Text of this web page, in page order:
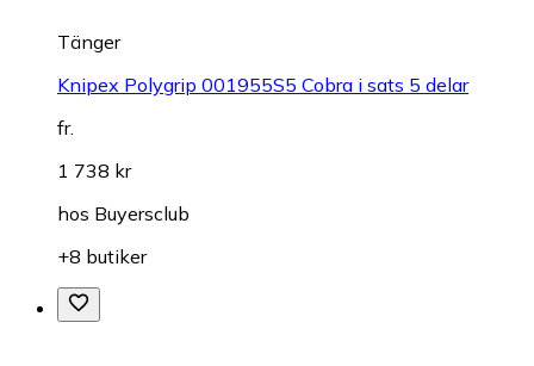
Tänger
Knipex Polygrip 001955S5 Cobra i sats 5 delar
fr.
1 738 kr
hos Buyersclub
+8 butiker